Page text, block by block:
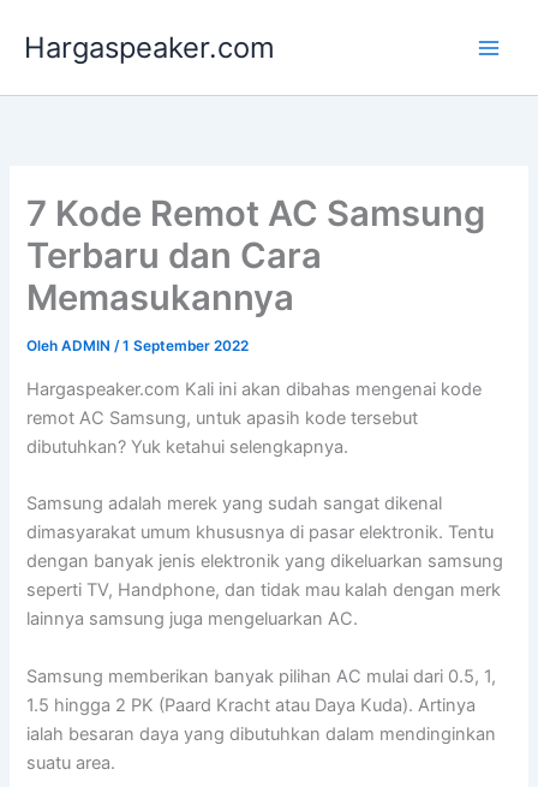
Hargaspeaker.com
7 Kode Remot AC Samsung
Terbaru dan Cara
Memasukannya
OlehADMIN/1 September 2022
Hargaspeaker.com Kali ini akan dibahas mengenai kode
remot AC Samsung, untuk apasih kode tersebut
dibutuhkan? Yuk ketahui selengkapnya.
Samsung adalah merek yang sudah sangat dikenal
dimasyarakat umum khususnya di pasar elektronik. Tentu
dengan banyak jenis elektronik yang dikeluarkan samsung
seperti TV, Handphone, dan tidak mau kalah dengan merk
lainnya samsung juga mengeluarkan AC.
Samsung memberikan banyak pilihan AC mulai dari 0.5, 1,
1.5 hingga 2 PK (Paard Kracht atau Daya Kuda). Artinya
ialah besaran daya yang dibutuhkan dalam mendinginkan
suatu area.